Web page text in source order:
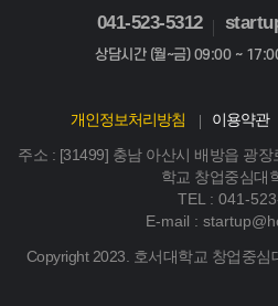
개인정보처리방침 이용약관
주소 : [31499] 충남 아산시 배방읍 광
학교 창업중심대
TEL : 041-
E-mail :
Copyright 2023. 호서대학교 창업중심
041-523-5312
상담시간 (월~금) 09:00 ~